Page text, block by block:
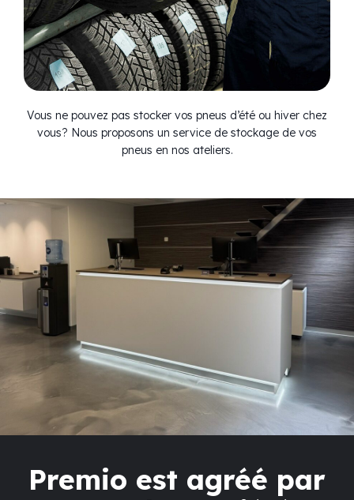
Vous ne pouvez pas stocker vos pneus d’été ou hiver chez
vous? Nous proposons un service de stockage de vos
pneus en nos ateliers.
Premio est agréé par